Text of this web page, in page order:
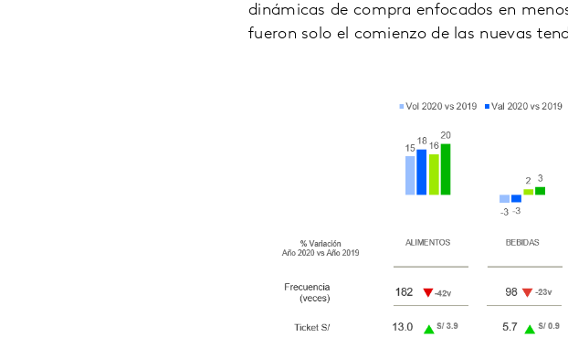
dinámicas de compra enfocados en
fueron solo el comienzo de las nuevas